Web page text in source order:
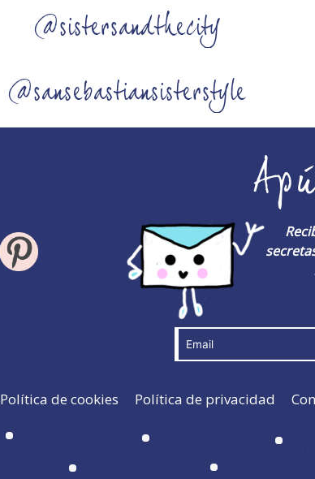
@sistersandthecity
@sansebastiansisterstyle
Política de cookies Política de privacidad